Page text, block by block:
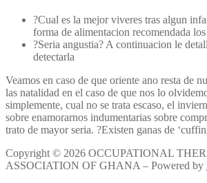
?Cual es la mejor viveres tras algun
forma de alimentacion recomendada
?Seri­a angustia? A continuacion le
detectarla
Veamos en caso de que oriente ano resta de
las natalidad en el caso de que nos lo
simplemente, cual no se trata escaso, el
sobre enamorarnos indumentarias sobre
trato de mayor seria. ?Existen ganas de
Copyright © 2026 OCCUPATIONAL
ASSOCIATION OF GHANA – Powered by